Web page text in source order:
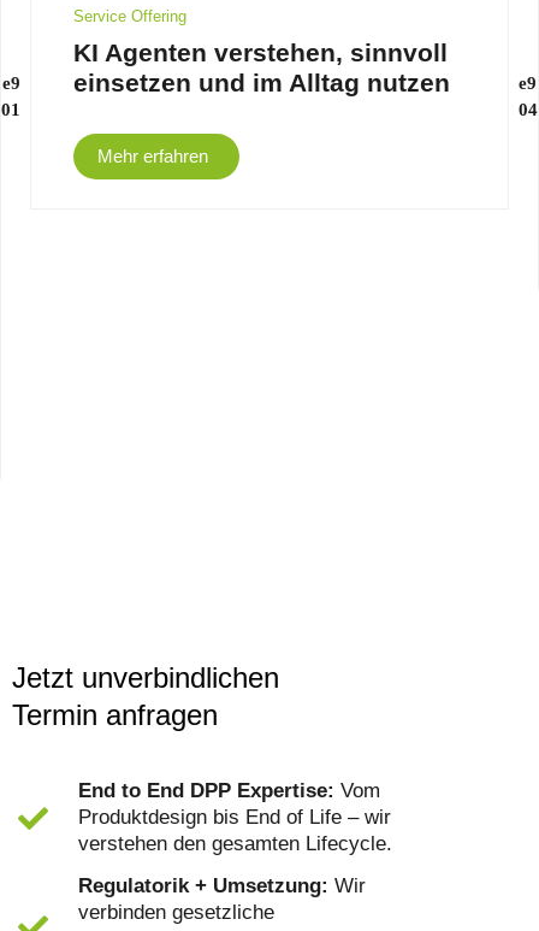
Service Offering
KI Agenten verstehen, sinnvoll
einsetzen und im Alltag nutzen
Mehr erfahren
Jetzt unverbindlichen
Termin anfragen
End to End DPP Expertise: Vom
Produktdesign bis End of Life – wir
verstehen den gesamten Lifecycle.
Regulatorik + Umsetzung: Wir
verbinden gesetzliche